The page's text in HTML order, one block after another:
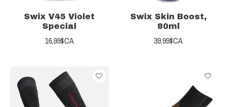
Swix V45 Violet
Special
16,99$CA
Swix Skin Boost,
80ml
39,99$CA